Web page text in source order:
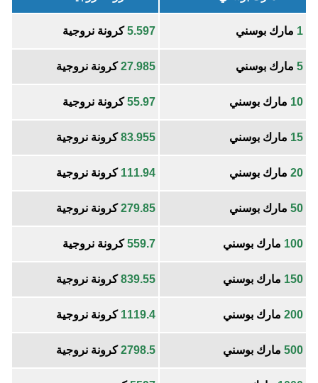
1 مارك بوسني 5.597كرونة نروجية
5 مارك بوسني 27.985كرونة نروجية
10 مارك بوسني 55.97كرونة نروجية
15 مارك بوسني 83.955كرونة نروجية
20 مارك بوسني 111.94 كرونة نروجية
50 مارك بوسني 279.85كرونة نروجية
100 مارك بوسني 559.7كرونة نروجية
150 مارك بوسني 839.55كرونة نروجية
200 مارك بوسني 1119.4 كرونة نروجية
500 مارك بوسني 2798.5كرونة نروجية